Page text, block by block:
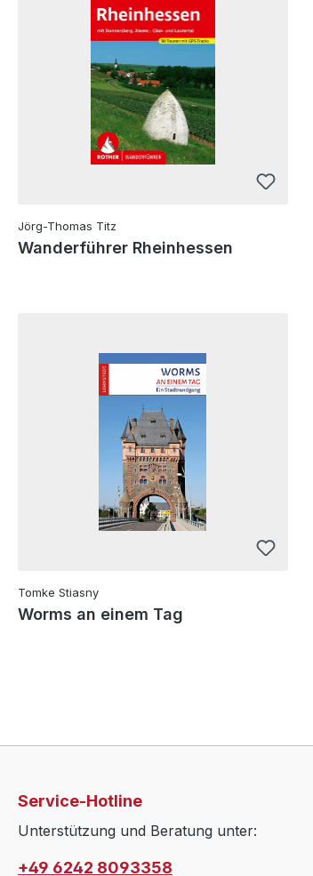
Jörg-Thomas Titz
Wanderführer Rheinhessen
Tomke Stiasny
Worms an einem Tag
Service-Hotline
Unterstützung und Beratung unter:
+49 6242 8093358